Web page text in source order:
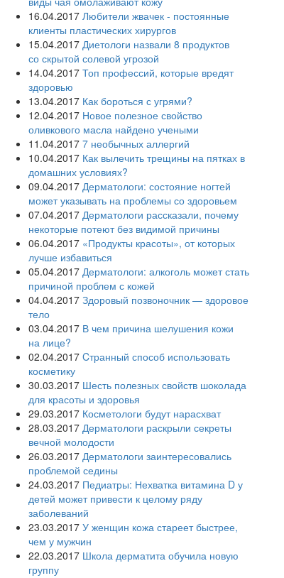
16.04.2017 Любители жвачек - постоянные
клиенты пластических хирургов
15.04.2017 Диетологи назвали 8 продуктов
со скрытой солевой угрозой
14.04.2017 Топ профессий, которые вредят
здоровью
13.04.2017 Как бороться с угрями?
12.04.2017 Новое полезное свойство
оливкового масла‍ найдено учеными
11.04.2017 7 необычных аллергий
10.04.2017 Как вылечить трещины на пятках в
домашних условиях?
09.04.2017 Дерматологи: состояние ногтей
может указывать на проблемы со здоровьем
07.04.2017 Дерматологи рассказали, почему
некоторые потеют без видимой причины
06.04.2017 «Продукты красоты», от которых
лучше избавиться
05.04.2017 Дерматологи: алкоголь может стать
причиной проблем с кожей
04.04.2017 Здоровый позвоночник — здоровое
тело
03.04.2017 В чем причина шелушения кожи
на лице?
02.04.2017 Cтранный способ использовать
косметику
30.03.2017 Шесть полезных свойств шоколада
для красоты и здоровья
29.03.2017 Косметологи будут нарасхват
28.03.2017 Дерматологи раскрыли секреты
вечной молодости
26.03.2017 Дерматологи заинтересовались
проблемой седины
24.03.2017 Педиатры: Нехватка витамина D у
детей может привести к целому ряду
заболеваний
23.03.2017 У женщин кожа стареет быстрее,
чем у мужчин
22.03.2017 Школа дерматита обучила новую
группу